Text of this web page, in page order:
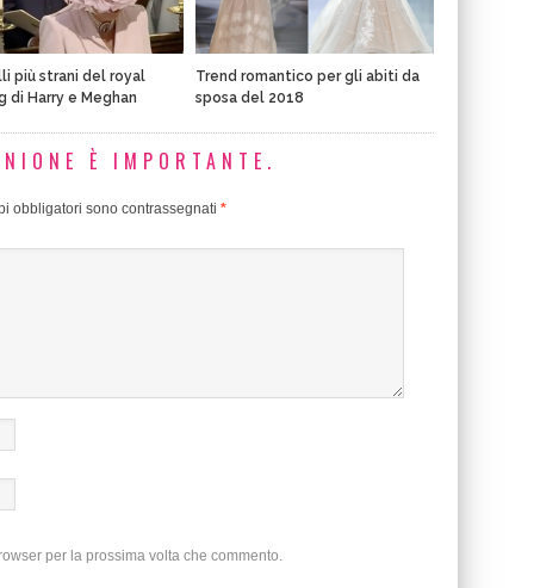
più strani del royal
di Harry e Meghan
Trend romantico per gli abiti da
sposa del 2018
È IMPORTANTE.
obbligatori sono contrassegnati *
per la prossima volta che commento.